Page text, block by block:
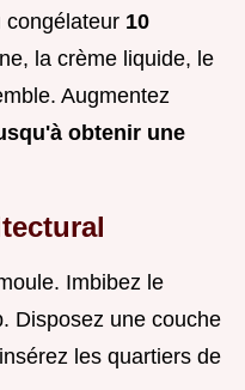
congélateur 10
la crème liquide, le
Augmentez
obtenir une
Imbibez le
Disposez une couche
les quartiers de